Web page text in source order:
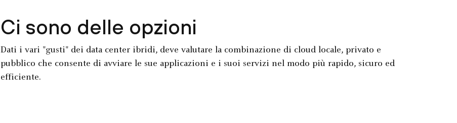
Ci sono delle opzioni
Dati i vari "gusti" dei data center ibridi, deve valutare la combinazione di cloud locale, privato e
pubblico che consente di avviare le sue applicazioni e i suoi servizi nel modo più rapido, sicuro ed
efficiente.